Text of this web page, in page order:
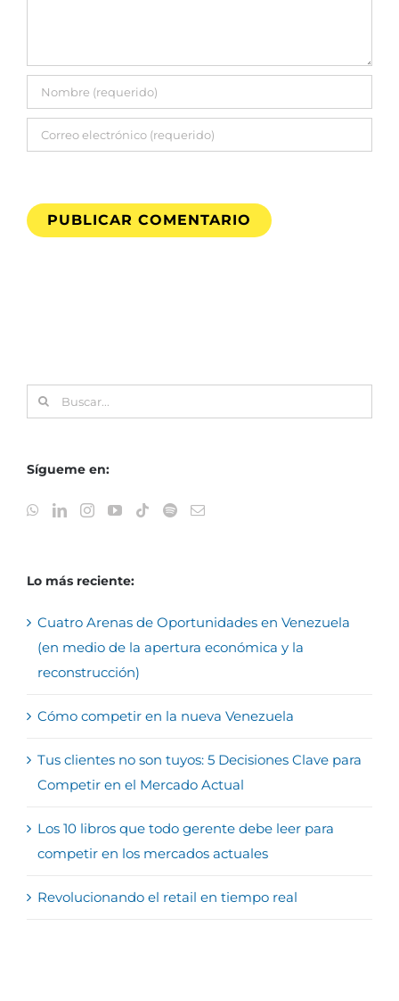
Buscar:
Sígueme en:
Lo más reciente:
Cuatro Arenas de Oportunidades en Venezuela
(en medio de la apertura económica y la
reconstrucción)
Cómo competir en la nueva Venezuela
Tus clientes no son tuyos: 5 Decisiones Clave para
Competir en el Mercado Actual
Los 10 libros que todo gerente debe leer para
competir en los mercados actuales
Revolucionando el retail en tiempo real